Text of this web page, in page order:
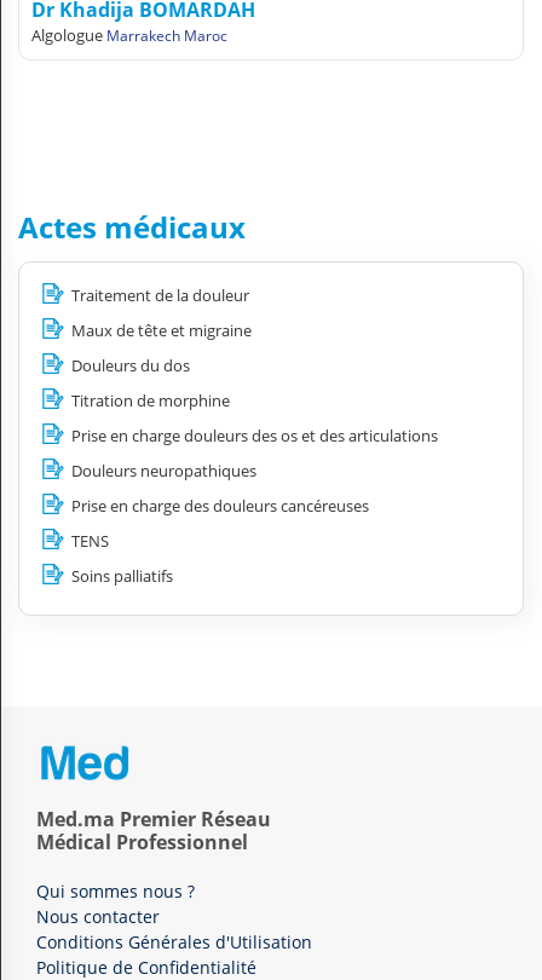
Dr Khadija BOMARDAH
Algologue Marrakech Maroc
Actes médicaux
Traitement de la douleur
Maux de tête et migraine
Douleurs du dos
Titration de morphine
Prise en charge douleurs des os et des articulations
Douleurs neuropathiques
Prise en charge des douleurs cancéreuses
TENS
Soins palliatifs
Med.ma Premier Réseau
Médical Professionnel
Qui sommes nous ?
Nous contacter
Conditions Générales d'Utilisation
Politique de Confidentialité